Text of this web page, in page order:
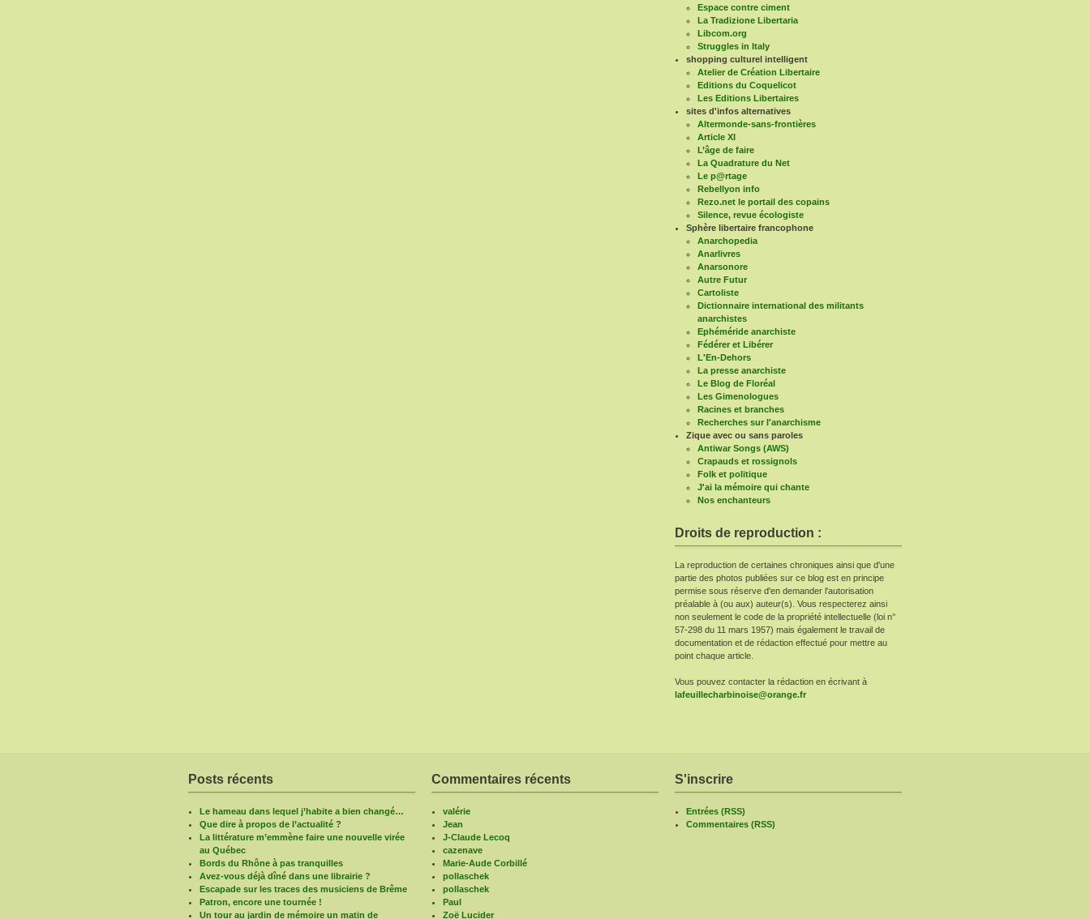
Espace contre ciment
La Tradizione Libertaria
Libcom.org
Struggles in Italy
shopping culturel intelligent
Atelier de Création Libertaire
Editions du Coquelicot
Les Editions Libertaires
sites d'infos alternatives
Altermonde-sans-frontières
Article XI
L’âge de faire
La Quadrature du Net
Le p@rtage
Rebellyon info
Rezo.net le portail des copains
Silence, revue écologiste
Sphère libertaire francophone
Anarchopedia
Anarlivres
Anarsonore
Autre Futur
Cartoliste
Dictionnaire international des militants
anarchistes
Ephéméride anarchiste
Fédérer et Libérer
L'En-Dehors
La presse anarchiste
Le Blog de Floréal
Les Gimenologues
Racines et branches
Recherches sur l'anarchisme
Zique avec ou sans paroles
Antiwar Songs (AWS)
Crapauds et rossignols
Folk et politique
J'ai la mémoire qui chante
Nos enchanteurs
Droits de reproduction :
La reproduction de certaines chroniques ainsi que d'une
partie des photos publiées sur ce blog est en principe
permise sous réserve d'en demander l'autorisation
préalable à (ou aux) auteur(s). Vous respecterez ainsi
non seulement le code de la propriété intellectuelle (loi n°
57-298 du 11 mars 1957) mais également le travail de
documentation et de rédaction effectué pour mettre au
point chaque article.
Vous pouvez contacter la rédaction en écrivant à
lafeuillecharbinoise@orange.fr
Posts récents
Le hameau dans lequel j’habite a bien changé…
Que dire à propos de l’actualité ?
La littérature m’emmène faire une nouvelle virée
au Québec
Bords du Rhône à pas tranquilles
Avez-vous déjà dîné dans une librairie ?
Escapade sur les traces des musiciens de Brême
Patron, encore une tournée !
Un tour au jardin de mémoire un matin de
Commentaires récents
valérie
Jean
J-Claude Lecoq
cazenave
Marie-Aude Corbillé
pollaschek
pollaschek
Paul
Zoë Lucider
S'inscrire
Entrées (RSS)
Commentaires (RSS)